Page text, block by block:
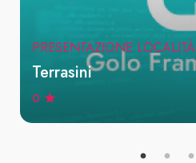
PRESENTAZIONE LOCALITÀ
Terrasini
0